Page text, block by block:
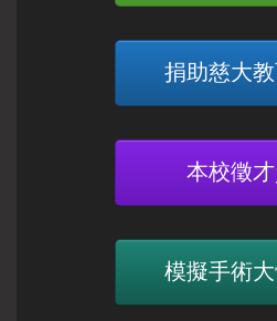
捐助慈大
本校徵
模擬手術